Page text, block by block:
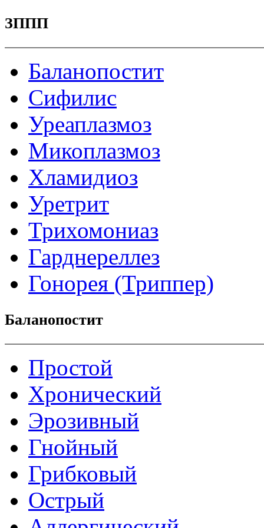
ЗППП
Баланопостит
Сифилис
Уреаплазмоз
Микоплазмоз
Хламидиоз
Уретрит
Трихомониаз
Гарднереллез
Гонорея (Триппер)
Баланопостит
Простой
Хронический
Эрозивный
Гнойный
Грибковый
Острый